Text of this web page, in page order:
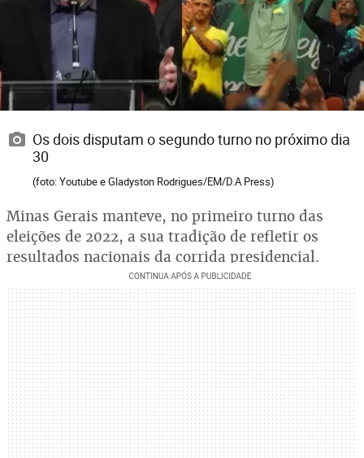
Os dois disputam o segundo turno no próximo dia
30
(foto: Youtube e Gladyston Rodrigues/EM/D.A Press)
Minas Gerais manteve, no primeiro turno das
eleições de 2022, a sua tradição de refletir os
resultados nacionais da corrida presidencial.